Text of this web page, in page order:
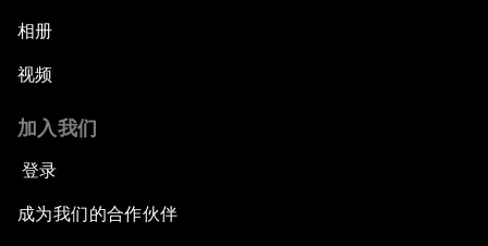
相册
视频
加入我们
登录
成为我们的合作伙伴